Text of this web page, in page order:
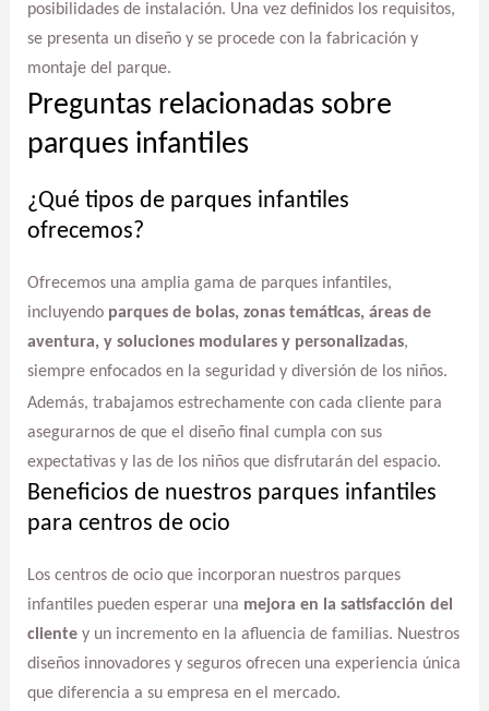
posibilidades de instalación. Una vez definidos los requisitos,
se presenta un diseño y se procede con la fabricación y
montaje del parque.
Preguntas relacionadas sobre
parques infantiles
¿Qué tipos de parques infantiles
ofrecemos?
Ofrecemos una amplia gama de parques infantiles,
incluyendo parques de bolas, zonas temáticas, áreas de
aventura, y soluciones modulares y personalizadas,
siempre enfocados en la seguridad y diversión de los niños.
Además, trabajamos estrechamente con cada cliente para
asegurarnos de que el diseño final cumpla con sus
expectativas y las de los niños que disfrutarán del espacio.
Beneficios de nuestros parques infantiles
para centros de ocio
Los centros de ocio que incorporan nuestros parques
infantiles pueden esperar una mejora en la satisfacción del
clientey un incremento en la afluencia de familias. Nuestros
diseños innovadores y seguros ofrecen una experiencia única
que diferencia a su empresa en el mercado.